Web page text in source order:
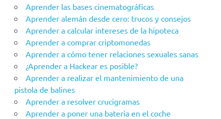
Aprender las bases cinematográficas
Aprender alemán desde cero: trucos y consejos
Aprender a calcular intereses de la hipoteca
Aprender a comprar criptomonedas
Aprender a cómo tener relaciones sexuales sanas
¿Aprender a Hackear es posible?
Aprender a realizar el mantenimiento de una
pistola de balines
Aprender a resolver crucigramas
Aprender a poner una batería en el coche